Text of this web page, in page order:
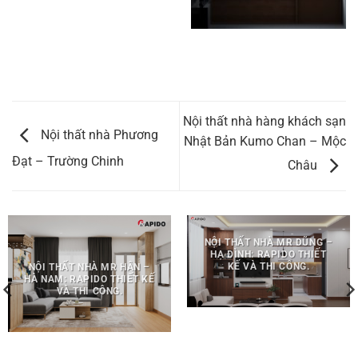
Nội thất nhà Phương
Đạt – Trường Chinh
Nội thất nhà hàng khách sạn
Nhật Bản Kumo Chan – Mộc
Châu
NỘI THẤT NHÀ MR HÂN –
HÀ NAM: RAPIDO THIẾT KẾ
VÀ THI CÔNG.
NỘI THẤT NHÀ MR DŨNG –
HẠ ĐÌNH: RAPIDO THIẾT
KẾ VÀ THI CÔNG.